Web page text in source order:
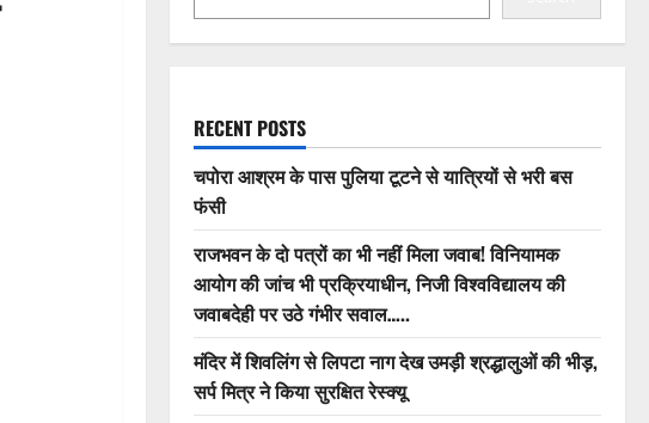
RECENT POSTS
चपोरा आश्रम के पास पुलिया टूटने से यात्रियों से भरी बस
फंसी
राजभवन के दो पत्रों का भी नहीं मिला जवाब! विनियामक
आयोग की जांच भी प्रक्रियाधीन, निजी विश्वविद्यालय की
जवाबदेही पर उठे गंभीर सवाल…..
मंदिर में शिवलिंग से लिपटा नाग देख उमड़ी श्रद्धालुओं की भीड़,
सर्प मित्र ने किया सुरक्षित रेस्क्यू